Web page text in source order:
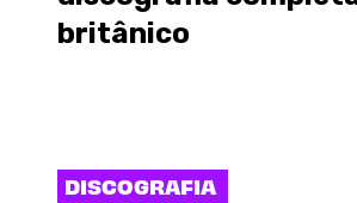
britânico
DISCOGRAFIA